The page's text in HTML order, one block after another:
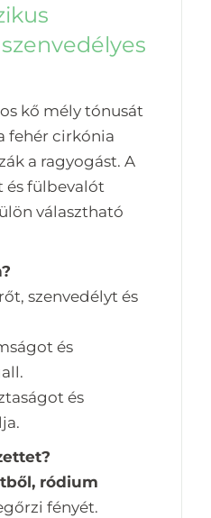
kő mély tónusát
fehér cirkónia
a ragyogást. A
és fülbevalót
választható
szenvedélyt és
és
és
ródium
fényét.